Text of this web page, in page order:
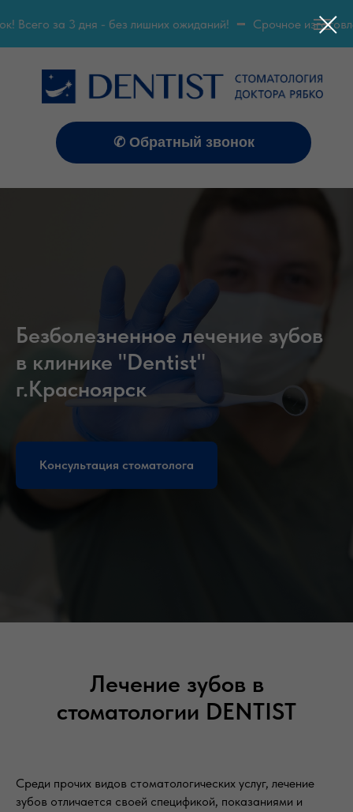
за 3 дня - без лишних ожиданий! Срочное
✆ Обратный звонок
Безболезненное лечение зубов
в клинике "Dentist"
г.Красноярск
Консультация стоматолога
Лечение зубов в
стоматологии DENTIST
Среди прочих видов стоматологических услуг, лечение
зубов отличается своей спецификой, показаниями и